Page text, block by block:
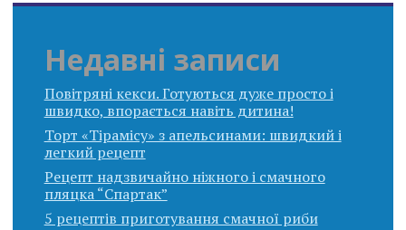
Недавні записи
Повітряні кекси. Готуються дуже просто і
швидко, впорається навіть дитина!
Торт «Тірамісу» з апельсинами: швидкий і
легкий рецепт
Рецепт надзвичайно ніжного і смачного
пляцка “Спартак”
5 рецептів приготування смачної риби